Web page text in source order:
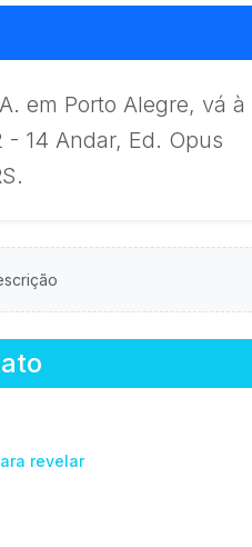
em Porto Alegre, vá à
14 Andar, Ed. Opus
revelar